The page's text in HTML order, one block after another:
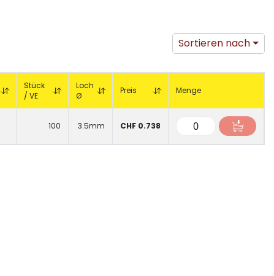
Sortieren nach
Stück
/ VE
Loch
Ø
Preis Menge
100 3.5mm CHF 0.738